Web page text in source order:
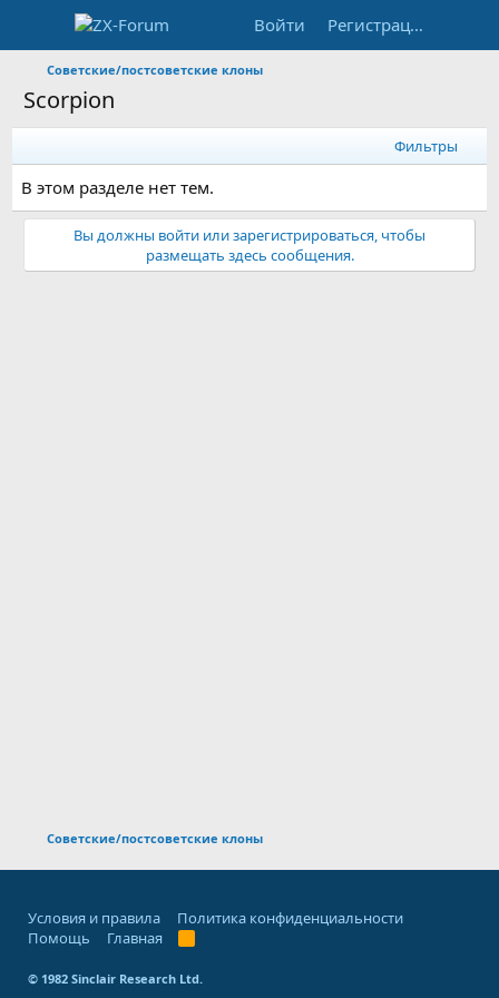
Войти Регистрация
Советские/постсоветские клоны
Scorpion
Фильтры
В этом разделе нет тем.
Вы должны войти или зарегистрироваться, чтобы
размещать здесь сообщения.
Советские/постсоветские клоны
Условия и правила
Политика конфиденциальности
Помощь
Главная
R
© 1982 Sinclair Research Ltd.